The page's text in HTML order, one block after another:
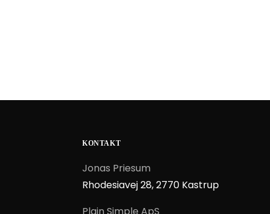
KONTAKT
Jonas Priesum
Rhodesiavej 28, 2770 Kastrup